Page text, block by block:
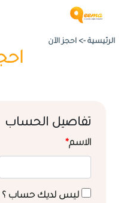
الرئيسية -> احجز الآن
تفاصيل الحساب
الاسم*
ليس لديك حساب ؟